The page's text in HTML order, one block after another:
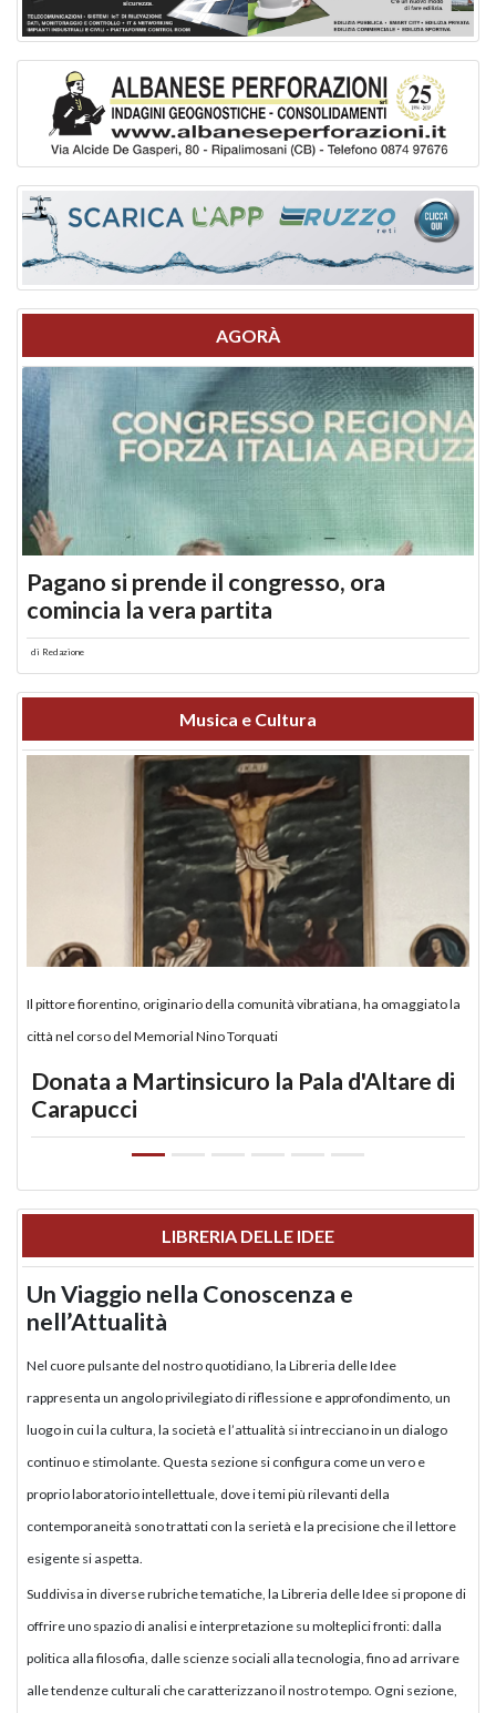
AGORÀ
Pagano si prende il congresso, ora
comincia la vera partita
di Redazione
Musica e Cultura
Il pittore fiorentino, originario della comunità vibratiana, ha omaggiato la
città nel corso del Memorial Nino Torquati
Donata a Martinsicuro la Pala d'Altare di
Carapucci
LIBRERIA DELLE IDEE
Un Viaggio nella Conoscenza e
nell’Attualità
Nel cuore pulsante del nostro quotidiano, la Libreria delle Idee
rappresenta un angolo privilegiato di riflessione e approfondimento, un
luogo in cui la cultura, la società e l’attualità si intrecciano in un dialogo
continuo e stimolante. Questa sezione si configura come un vero e
proprio laboratorio intellettuale, dove i temi più rilevanti della
contemporaneità sono trattati con la serietà e la precisione che il lettore
esigente si aspetta.
Suddivisa in diverse rubriche tematiche, la Libreria delle Idee si propone di
offrire uno spazio di analisi e interpretazione su molteplici fronti: dalla
politica alla filosofia, dalle scienze sociali alla tecnologia, fino ad arrivare
alle tendenze culturali che caratterizzano il nostro tempo. Ogni sezione,